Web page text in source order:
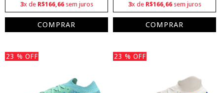
3x de R$166,66sem juros
COMPRAR
3x de R$166,66sem juros
COMPRAR
23 % OFF 23 % OFF